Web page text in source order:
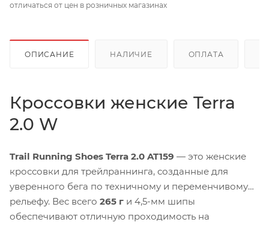
отличаться от цен в розничных магазинах
ОПИСАНИЕ НАЛИЧИЕ ОПЛАТА
Кроссовки женские Terra
2.0 W
Trail Running Shoes Terra 2.0 AT159 — это женские
кроссовки для трейлраннинга, созданные для
уверенного бега по техничному и переменчивому
рельефу. Вес всего 265 г и 4,5-мм шипы
обеспечивают отличную проходимость на